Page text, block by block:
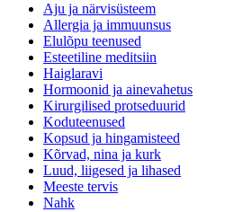
Aju ja närvisüsteem
Allergia ja immuunsus
Elulõpu teenused
Esteetiline meditsiin
Haiglaravi
Hormoonid ja ainevahetus
Kirurgilised protseduurid
Koduteenused
Kopsud ja hingamisteed
Kõrvad, nina ja kurk
Luud, liigesed ja lihased
Meeste tervis
Nahk